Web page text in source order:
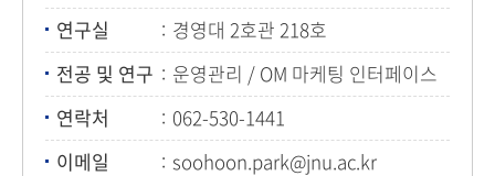
연구실
경영대 2호관 218호
전공 및 연구
운영관리 / OM 마케팅 인터페이스
연락처
062-530-1441
이메일
soohoon.park@jnu.ac.kr